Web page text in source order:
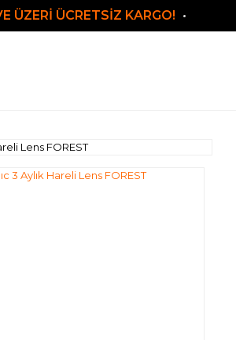
ÜZERİ ÜCRETSİZ KARGO!